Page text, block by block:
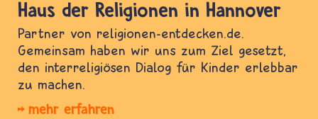
Haus der Religionen in Hannover
Partner von religionen-entdecken.de.
Gemeinsam haben wir uns zum Ziel gesetzt,
den interreligiösen Dialog für Kinder erlebbar
zu machen.
mehr erfahren